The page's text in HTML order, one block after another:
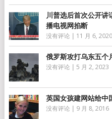
川普选后首次公开
播电视网掐断
没有评论 | 11 月 6, 2020
俄罗斯攻打乌东五个
没有评论 | 5 月 2, 2023
英国女孩建网站给中
没有评论 | 9 月 8, 2016